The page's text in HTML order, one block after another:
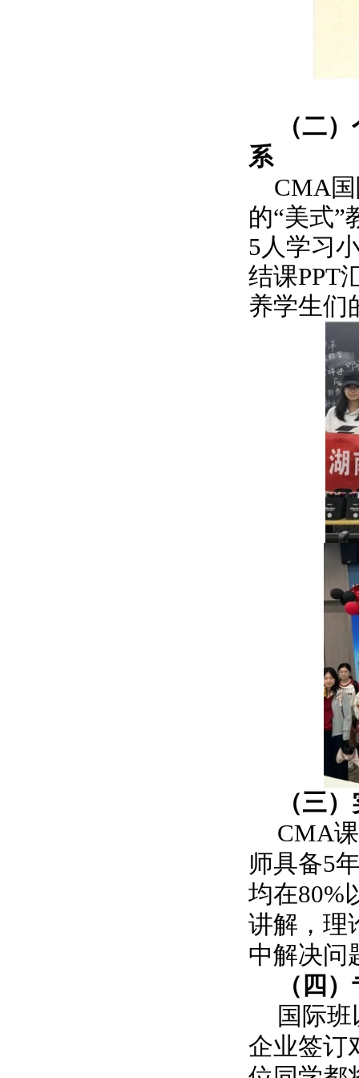
（二
系
CMA
的“美式”
5人学习
结课PPT
养学生们
（三
CMA
师具备5
均在80%
讲解，理
中解决问
（四
国际
企业签订